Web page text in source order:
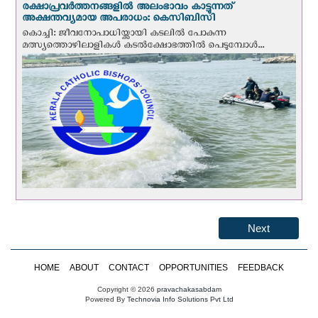
രക്ഷാപ്രവര്‍ത്തനങ്ങളില്‍ അലംഭാവം കാട്ടുന്നത്
അക്ഷന്തവ്യമായ അപരാധം: കെസിബിസി
കൊച്ചി: ജീവനോപാധിയ്ക്കായി കടലില്‍ പോകുന്ന
മത്സ്യത്തൊഴിലാളികള്‍ കടല്‍ക്ഷോഭത്തില്‍ പെടുമ്പോള്‍...
Next
HOME ABOUT CONTACT OPPORTUNITIES FEEDBACK
Copyright © 2026 pravachakasabdam
Powered ByTechnovia Info Solutions Pvt Ltd